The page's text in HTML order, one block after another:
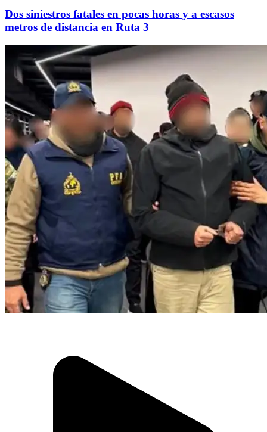
Dos siniestros fatales en pocas horas y a escasos
metros de distancia en Ruta 3